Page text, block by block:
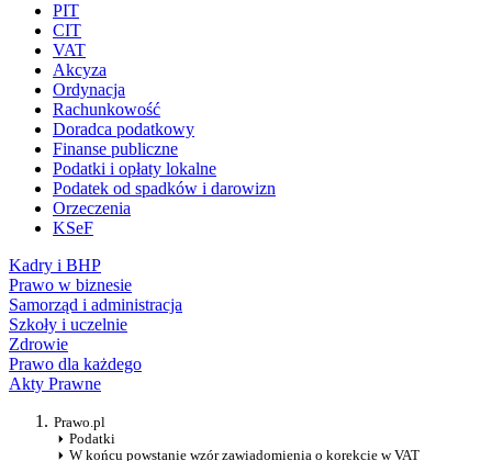
PIT
CIT
VAT
Akcyza
Ordynacja
Rachunkowość
Doradca podatkowy
Finanse publiczne
Podatki i opłaty lokalne
Podatek od spadków i darowizn
Orzeczenia
KSeF
Kadry i BHP
Prawo w biznesie
Samorząd i administracja
Szkoły i uczelnie
Zdrowie
Prawo dla każdego
Akty Prawne
Prawo.pl
Podatki
W końcu powstanie wzór zawiadomienia o korekcie w VAT